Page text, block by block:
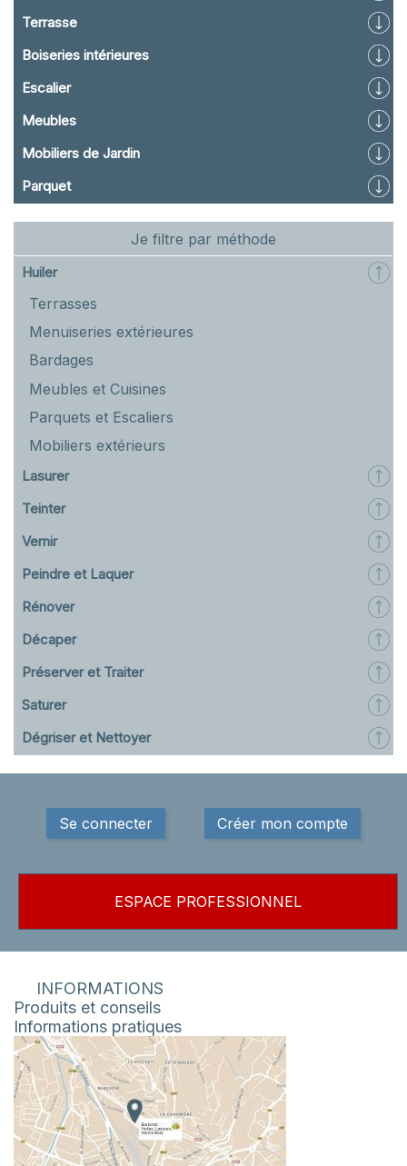
Terrasse
Boiseries intérieures
Escalier
Meubles
Mobiliers de Jardin
Parquet
Je filtre par méthode
Huiler
Terrasses
Menuiseries extérieures
Bardages
Meubles et Cuisines
Parquets et Escaliers
Mobiliers extérieurs
Lasurer
Teinter
Vernir
Peindre et Laquer
Rénover
Décaper
Préserver et Traiter
Saturer
Dégriser et Nettoyer
Se connecter Créer mon compte
ESPACE PROFESSIONNEL
INFORMATIONS
Produits et conseils
Informations pratiques